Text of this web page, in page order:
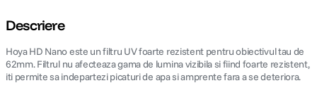
Descriere
Hoya HD Nano este un filtru UV foarte rezistent pentru obiectivul tau de
62mm. Filtrul nu afecteaza gama de lumina vizibila si fiind foarte rezistent,
iti permite sa indepartezi picaturi de apa si amprente fara a se deteriora.